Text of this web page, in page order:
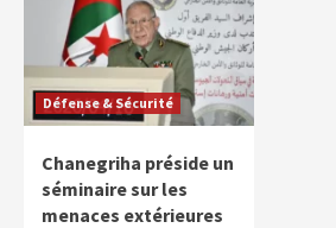
Défense & Sécurité
Chanegriha préside un
séminaire sur les
menaces extérieures